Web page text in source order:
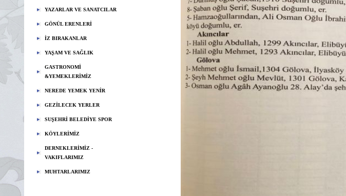
YAZARLAR VE SANATCILAR
GÖNÜL ERENLERİ
İZ BIRAKANLAR
YAŞAM VE SAĞLIK
GASTRONOMİ
&YEMEKLERİMİZ
NEREDE YEMEK YENİR
GEZİLECEK YERLER
SUŞEHRİ BELEDİYE SPOR
KÖYLERİMİZ
DERNEKLERİMİZ -
VAKIFLARIMIZ
MUHTARLARIMIZ